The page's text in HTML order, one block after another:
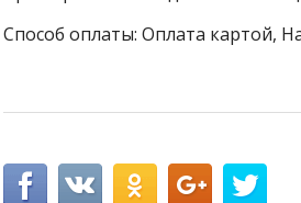
Способ оплаты: Оплата картой,